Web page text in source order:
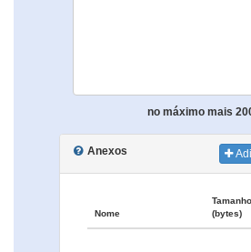
no máximo mais
Anexos
Nome
Tamanho
(bytes)